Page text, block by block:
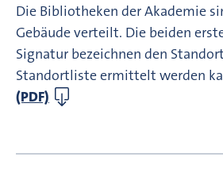
Die Bibliotheken der Akademie
Gebäude verteilt. Die beiden
Signatur bezeichnen den
Standortliste ermittelt werden
(PDF)